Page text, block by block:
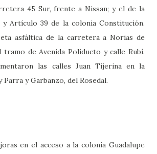
45 Sur, frente a Nissan; y el de la
y Artículo 39 de la colonia Constitución.
asfáltica de la carretera a Norias de
tramo de Avenida Poliducto y calle Rubí.
las calles Juan Tijerina en la
Parra y Garbanzo, del Rosedal.
en el acceso a la colonia Guadalupe